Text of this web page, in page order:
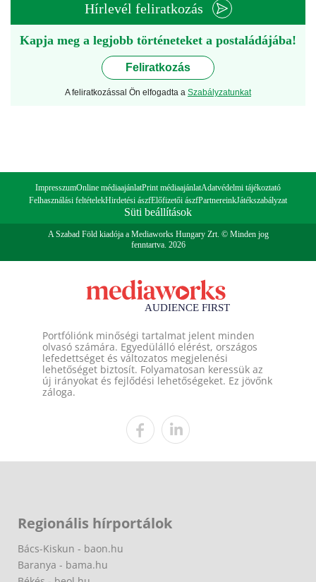
Hírlevél feliratkozás
Kapja meg a legjobb történeteket a postaládájába!
Feliratkozás
A feliratkozással Ön elfogadta a Szabályzatunkat
ImpresszumOnline médiaajánlatPrint médiaajánlatAdatvédelmi tájékoztató
Felhasználási feltételekHirdetési ászfElőfizetői ászfPartnereinkJátékszabályzat
Süti beállítások
A Szabad Föld kiadója a Mediaworks Hungary Zrt. © Minden jog
fenntartva. 2026
Portfóliónk minőségi tartalmat jelent minden
olvasó számára. Egyedülálló elérést, országos
lefedettséget és változatos megjelenési
lehetőséget biztosít. Folyamatosan keressük az
új irányokat és fejlődési lehetőségeket. Ez jövőnk
záloga.
Regionális hírportálok
Bács-Kiskun - baon.hu
Baranya - bama.hu